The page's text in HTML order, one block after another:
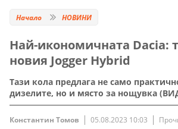
Начало НОВИНИ
Най-икономичната Dacia:
новия Jogger Hybrid
Тази кола предлага не само
дизелите, но и място за нощувка
Константин Томов 05.08.2023 10:03